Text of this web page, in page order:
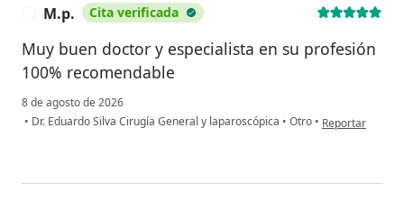
M.p. Cita verificada
Muy buen doctor y especialista en su profesión
100% recomendable
8 de agosto de 2026
• Dr. Eduardo Silva Cirugía General y laparoscópica • Otro • en opinión del
Reportar